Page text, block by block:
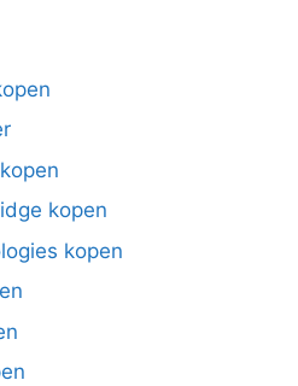
kopen
kopen